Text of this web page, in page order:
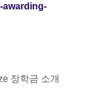
awarding-
장학금 소개